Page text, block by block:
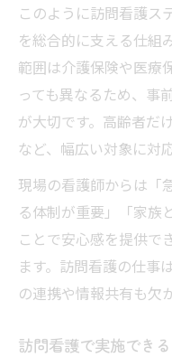
このように訪問看護ス
を総合的に支える仕組
範囲は介護保険や医療
っても異なるため、事
が大切です。高齢者だ
など、幅広い対象に対
現場の看護師からは「
る体制が重要」「家族
ことで安心感を提供で
ます。訪問看護の仕事
の連携や情報共有も欠
訪問看護で実施でき